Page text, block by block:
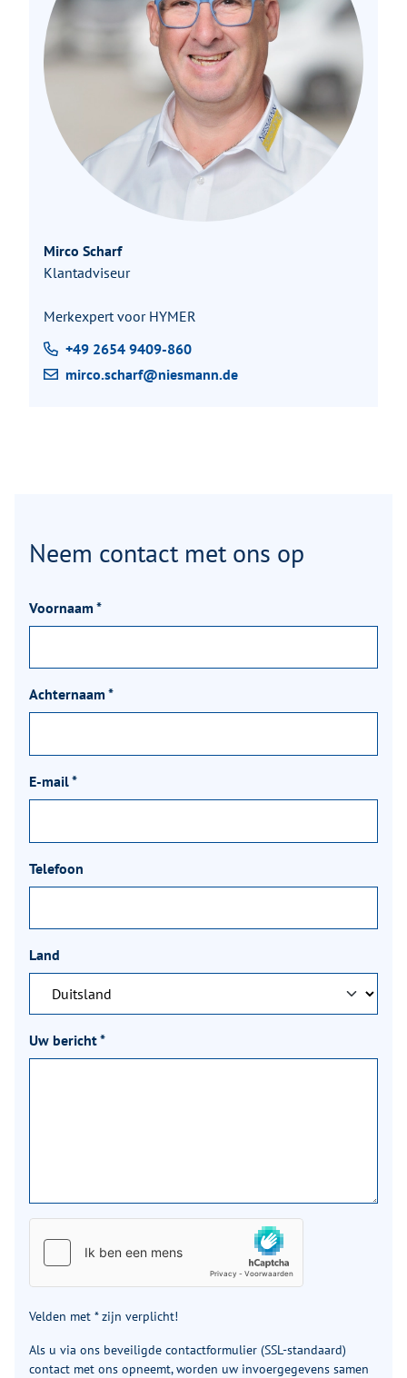
Mirco Scharf
Klantadviseur
Merkexpert voor HYMER
+49 2654 9409-860
mirco.scharf@niesmann.de
Neem contact met ons op
Voornaam *
Achternaam *
E-mail*
Telefoon
Land
Uw bericht*
Velden met * zijn verplicht!
Als u via ons beveiligde contactformulier (SSL-standaard)
contact met ons opneemt, worden uw invoergegevens samen